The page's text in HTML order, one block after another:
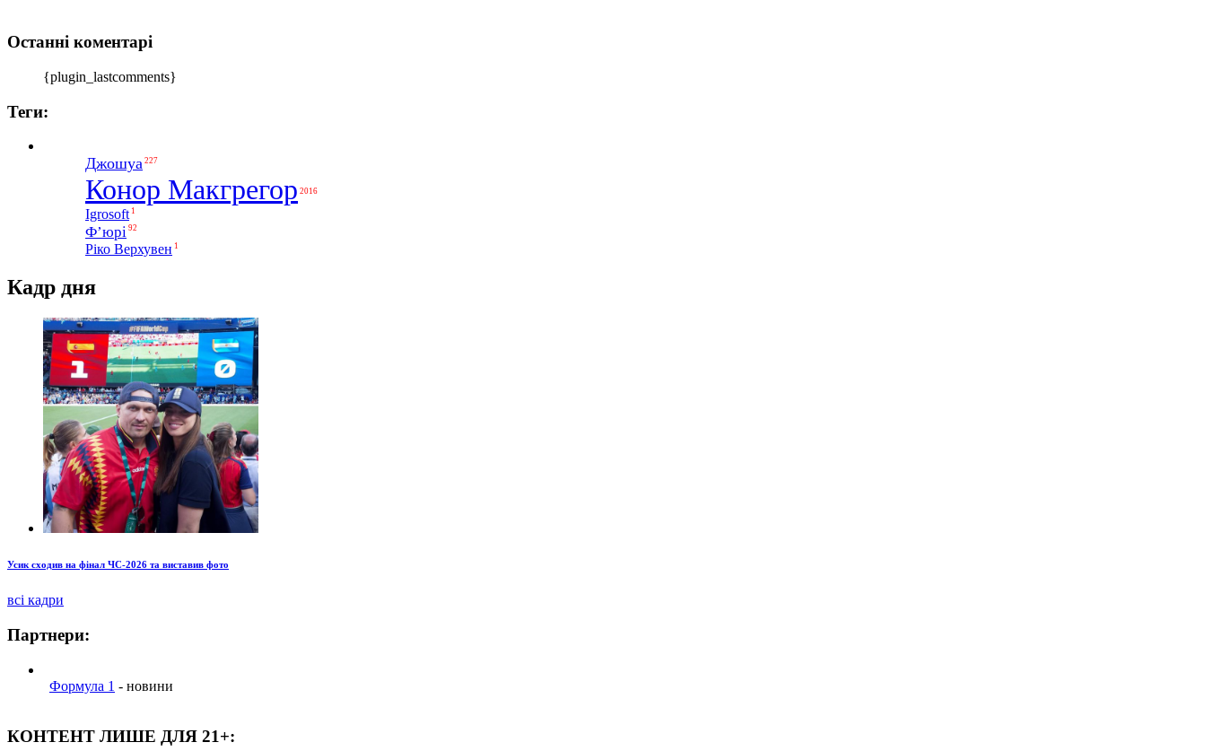
Останні коментарі
{plugin_lastcomments}
Теги:
Джошуа 227
Конор Макгрегор 2016
Igrosoft 1
Ф’юрі 92
Ріко Верхувен 1
Кадр дня
Усик сходив на фінал ЧС-2026 та виставив фото
всі кадри
Партнери:
Формула 1 - новини
КОНТЕНТ ЛИШЕ ДЛЯ 21+: